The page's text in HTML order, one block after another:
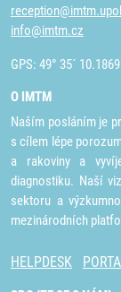
info@imtm.cz
GPS: 49° 35´
O IMTM
Naším posláním je
s cílem lépe
a rakoviny a
diagnostiku. Naší
sektoru a
mezinárodních
HELPDESK